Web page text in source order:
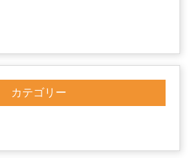
カテゴリー